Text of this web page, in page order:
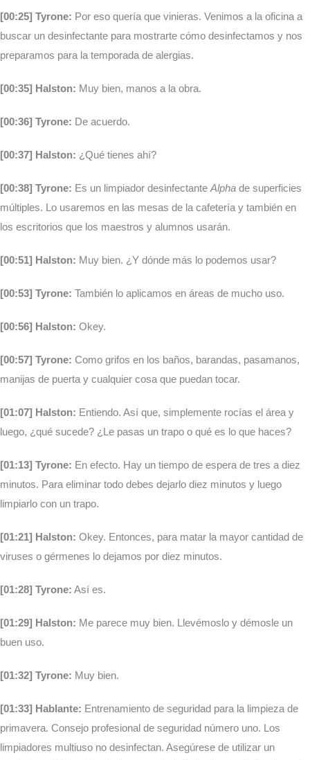
[00:25] Tyrone: Por eso quería que vinieras. Venimos a la oficina a
buscar un desinfectante para mostrarte cómo desinfectamos y nos
preparamos para la temporada de alergias.
[00:35] Halston: Muy bien, manos a la obra.
[00:36] Tyrone: De acuerdo.
[00:37] Halston: ¿Qué tienes ahí?
[00:38] Tyrone: Es un limpiador desinfectante Alpha de superficies
múltiples. Lo usaremos en las mesas de la cafetería y también en
los escritorios que los maestros y alumnos usarán.
[00:51] Halston: Muy bien. ¿Y dónde más lo podemos usar?
[00:53] Tyrone: También lo aplicamos en áreas de mucho uso.
[00:56] Halston: Okey.
[00:57] Tyrone: Como grifos en los baños, barandas, pasamanos,
manijas de puerta y cualquier cosa que puedan tocar.
[01:07] Halston: Entiendo. Así que, simplemente rocías el área y
luego, ¿qué sucede? ¿Le pasas un trapo o qué es lo que haces?
[01:13] Tyrone: En efecto. Hay un tiempo de espera de tres a diez
minutos. Para eliminar todo debes dejarlo diez minutos y luego
limpiarlo con un trapo.
[01:21] Halston: Okey. Entonces, para matar la mayor cantidad de
viruses o gérmenes lo dejamos por diez minutos.
[01:28] Tyrone: Así es.
[01:29] Halston: Me parece muy bien. Llevémoslo y démosle un
buen uso.
[01:32] Tyrone: Muy bien.
[01:33] Hablante: Entrenamiento de seguridad para la limpieza de
primavera. Consejo profesional de seguridad número uno. Los
limpiadores multiuso no desinfectan. Asegúrese de utilizar un